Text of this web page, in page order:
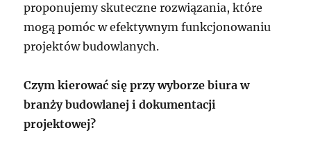
proponujemy skuteczne rozwiązania, które
mogą pomóc w efektywnym funkcjonowaniu
projektów budowlanych.
Czym kierować się przy wyborze biura w
branży budowlanej i dokumentacji
projektowej?